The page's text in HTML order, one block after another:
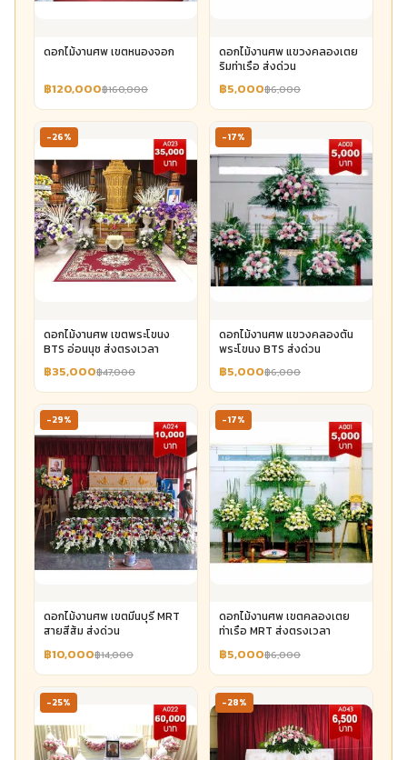
ดอกไม้งานศพ เขตหนองจอก
฿120,000฿160,000
ดอกไม้งานศพ แขวงคลองเตย
ริมท่าเรือ ส่งด่วน
฿5,000฿6,000
-26%
ดอกไม้งานศพ เขตพระโขนง
BTS อ่อนนุช ส่งตรงเวลา
฿35,000฿47,000
-17%
ดอกไม้งานศพ แขวงคลองตัน
พระโขนง BTS ส่งด่วน
฿5,000฿6,000
-29%
ดอกไม้งานศพ เขตมีนบุรี MRT
สายสีส้ม ส่งด่วน
฿10,000฿14,000
-17%
ดอกไม้งานศพ เขตคลองเตย
ท่าเรือ MRT ส่งตรงเวลา
฿5,000฿6,000
-25% -28%